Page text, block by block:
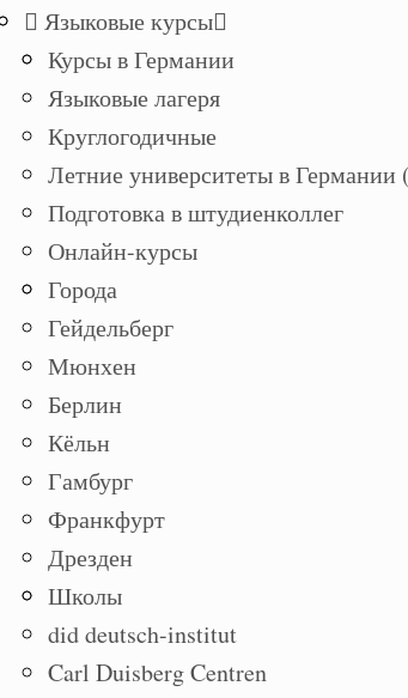
Языковые курсы
Курсы в Германии
Языковые лагеря
Круглогодичные
Летние университеты в Германии
Подготовка в штудиенколлег
Онлайн-курсы
Города
Гейдельберг
Мюнхен
Берлин
Кёльн
Гамбург
Франкфурт
Дрезден
Школы
did deutsch-institut
Carl Duisberg Centren